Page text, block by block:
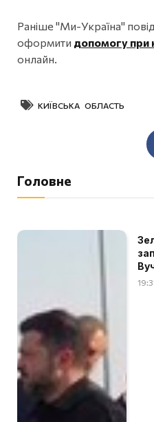
Раніше "Ми-Україна"
оформити допомогу при
онлайн.
КИЇВСЬКА ОБЛАСТЬ
Головне